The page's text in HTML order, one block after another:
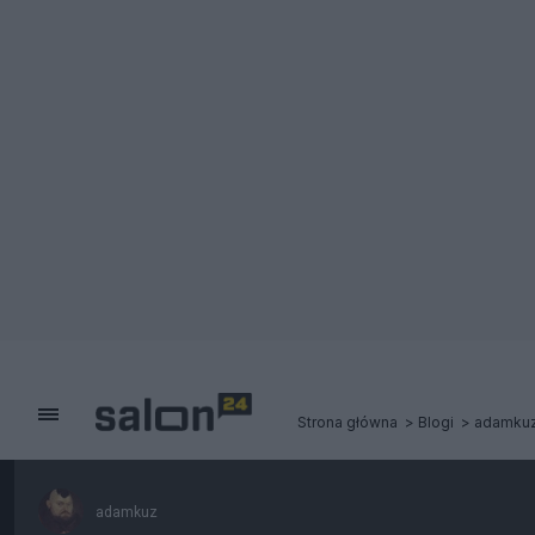
Strona główna Blogi
adamkuz